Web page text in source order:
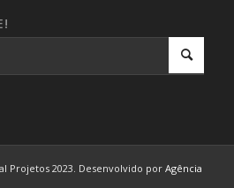
Projetos 2023. Desenvolvido por Agência